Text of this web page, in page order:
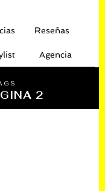
Reseñas
Agencia
2